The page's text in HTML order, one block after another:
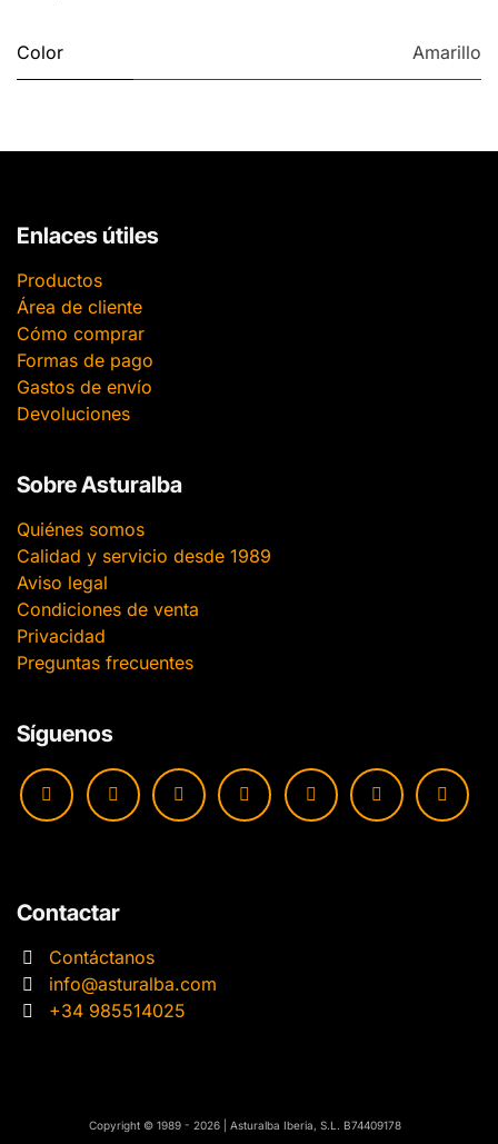
Color Amarillo
Enlaces útiles
Productos
Área de cliente
Cómo comprar
Formas de pago
Gastos de envío
Devoluciones
Sobre Asturalba
Quiénes somos
Calidad y servicio desde 1989
Aviso legal
Condiciones de venta
Privacidad
Preguntas frecuentes
Síguenos
Contactar
Contáctanos
info@asturalba.com
+34 985514025
​​Copyright © 1989 - 2026 | Asturalba Iberia, S.L. B74409178